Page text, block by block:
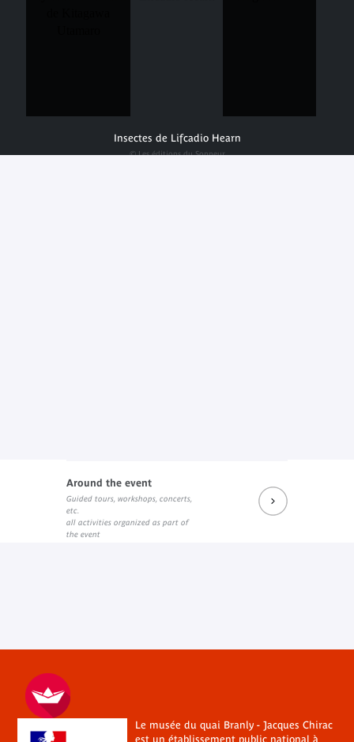
Insectes de Lifcadio Hearn
© Les éditions du Sonneur
Around the event
Guided tours, workshops, concerts,
etc.
all activities organized as part of
the event
Le musée du quai Branly - Jacques Chirac
est un établissement public national à